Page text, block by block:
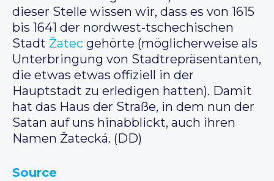
dieser Stelle wissen wir, dass es von 1615
bis 1641 der nordwest-tschechischen
Stadt Žatec gehörte (möglicherweise als
Unterbringung von Stadtrepräsentanten,
die etwas etwas offiziell in der
Hauptstadt zu erledigen hatten). Damit
hat das Haus der Straße, in dem nun der
Satan auf uns hinabblickt, auch ihren
Namen Žatecká. (DD)
Source